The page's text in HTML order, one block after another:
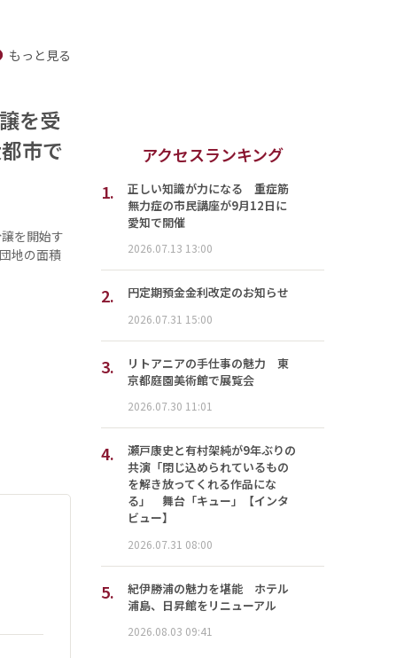
もっと見る
を受
市で
を開始す
地の面積
アクセスランキング
1.
正しい知識が力になる 重症筋
無力症の市民講座が9月12日に
愛知で開催
2026.07.13 13:00
2. 円定期預金金利改定のお知らせ
2026.07.31 15:00
3.
リトアニアの手仕事の魅力 東
京都庭園美術館で展覧会
2026.07.30 11:01
4.
瀬戸康史と有村架純が9年ぶりの
共演「閉じ込められているもの
を解き放ってくれる作品にな
る」 舞台「キュー」【インタ
ビュー】
2026.07.31 08:00
5.
紀伊勝浦の魅力を堪能 ホテル
浦島、日昇館をリニューアル
2026.08.03 09:41